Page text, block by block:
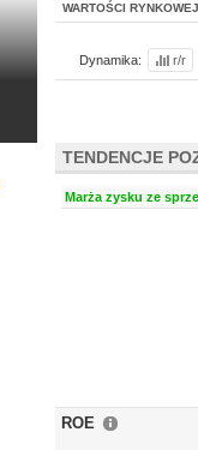
WARTOŚCI RYNKOWEJ
Dynamika: r/r
TENDENCJE
Marża zysku ze
ROE